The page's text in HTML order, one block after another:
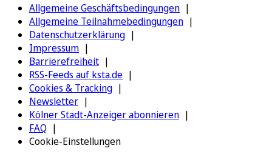
Allgemeine Geschäftsbedingungen
Allgemeine Teilnahmebedingungen
Datenschutzerklärung
Impressum
Barrierefreiheit
RSS-Feeds auf ksta.de
Cookies & Tracking
Newsletter
Kölner Stadt-Anzeiger abonnieren
FAQ
Cookie-Einstellungen